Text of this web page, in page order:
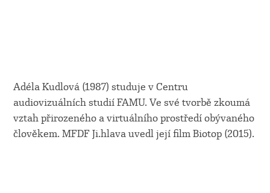
Adéla Kudlová (1987) studuje v Centru
audiovizuálních studií FAMU. Ve své tvorbě zkoumá
vztah přirozeného a virtuálního prostředí obývaného
člověkem. MFDF Ji.hlava uvedl její film Biotop (2015).